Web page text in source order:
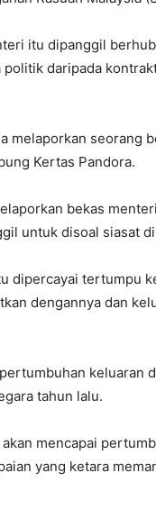
itu dipanggil
daripada
melaporkan seorang
Kertas Pandora.
bekas
untuk disoal siasat
dipercayai tertumpu
dengannya dan
keluaran
tahun lalu.
mencapai
yang ketara